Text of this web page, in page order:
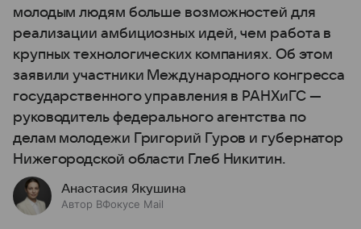
молодым людям больше возможностей для
реализации амбициозных идей, чем работа в
крупных технологических компаниях. Об этом
заявили участники Международного конгресса
государственного управления в РАНХиГС —
руководитель федерального агентства по
делам молодежи Григорий Гуров и губернатор
Нижегородской области Глеб Никитин.
Анастасия Якушина
Автор ВФокусе Mail